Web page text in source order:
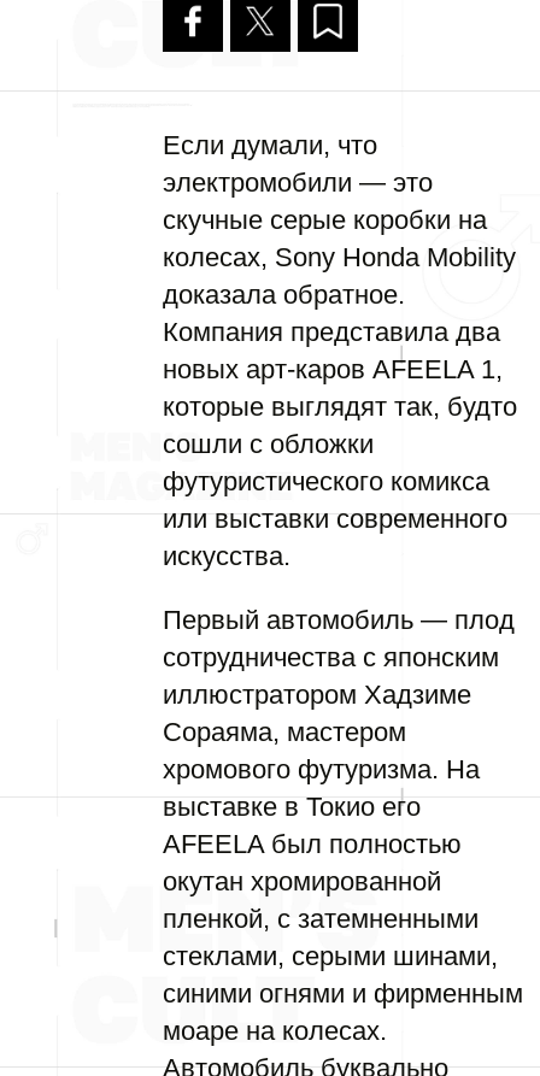
Если думали, что
электромобили — это
скучные серые коробки на
колесах, Sony Honda Mobility
доказала обратное.
Компания представила два
новых арт-каров AFEELA 1,
которые выглядят так, будто
сошли с обложки
футуристического комикса
или выставки современного
искусства.
Первый автомобиль — плод
сотрудничества с японским
иллюстратором Хадзиме
Сораяма, мастером
хромового футуризма. На
выставке в Токио его
AFEELA был полностью
окутан хромированной
пленкой, с затемненными
стеклами, серыми шинами,
синими огнями и фирменным
моаре на колесах.
Автомобиль буквально